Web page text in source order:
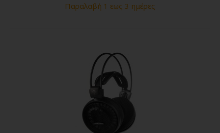
Παραλαβή 1 εως 3 ημέρες